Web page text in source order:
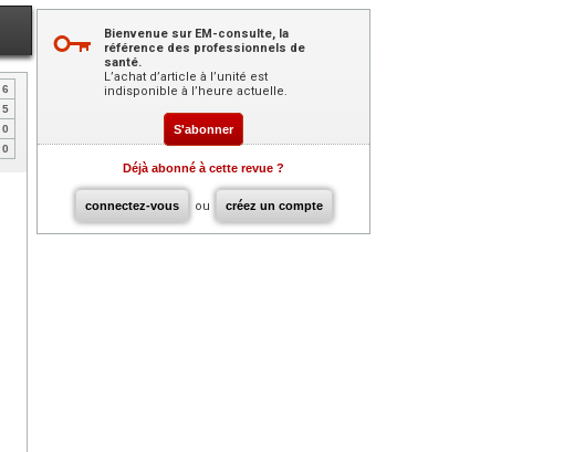
6
5
0
0
Bienvenue sur EM-consulte, la
référence des professionnels de
santé.
L’achat d’article à l’unité est
indisponible à l’heure actuelle.
S'abonner
Déjà abonné à cette revue ?
connectez-vous ou créez un compte